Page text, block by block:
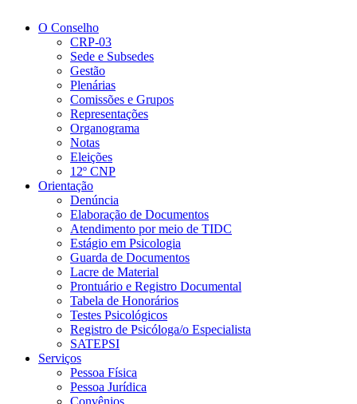
O Conselho
CRP-03
Sede e Subsedes
Gestão
Plenárias
Comissões e Grupos
Representações
Organograma
Notas
Eleições
12º CNP
Orientação
Denúncia
Elaboração de Documentos
Atendimento por meio de TIDC
Estágio em Psicologia
Guarda de Documentos
Lacre de Material
Prontuário e Registro Documental
Tabela de Honorários
Testes Psicológicos
Registro de Psicóloga/o Especialista
SATEPSI
Serviços
Pessoa Física
Pessoa Jurídica